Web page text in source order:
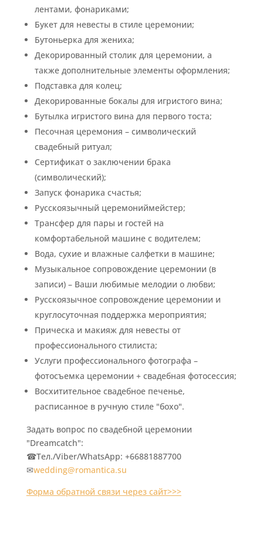
лентами, фонариками;
Букет для невесты в стиле церемонии;
Бутоньерка для жениха;
Декорированный столик для церемонии, а
также дополнительные элементы оформления;
Подставка для колец;
Декорированные бокалы для игристого вина;
Бутылка игристого вина для первого тоста;
Песочная церемония – символический
свадебный ритуал;
Сертификат о заключении брака
(символический);
Запуск фонарика счастья;
Русскоязычный церемониймейстер;
Трансфер для пары и гостей на
комфортабельной машине с водителем;
Вода, сухие и влажные салфетки в машине;
Музыкальное сопровождение церемонии (в
записи) – Ваши любимые мелодии о любви;
Русскоязычное сопровождение церемонии и
круглосуточная поддержка мероприятия;
Прическа и макияж для невесты от
профессионального стилиста;
Услуги профессионального фотографа –
фотосъемка церемонии + свадебная фотосессия;
Восхитительное свадебное печенье,
расписанное в ручную стиле "бохо".
Задать вопрос по свадебной церемонии
"Dreamcatch":
☎Тел./Viber/WhatsApp: +66881887700
✉wedding@romantica.su
Форма обратной связи через сайт>>>